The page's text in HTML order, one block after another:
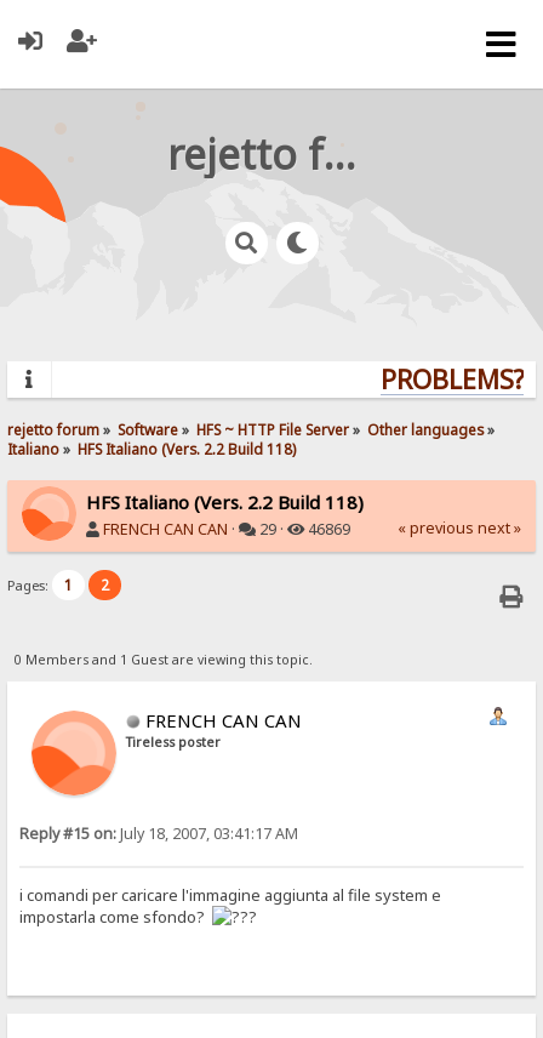
rejetto forum
PROBLEMS?
rejetto forum» Software» HFS ~ HTTP File Server» Other languages»
Italiano» HFS Italiano (Vers. 2.2 Build 118)
HFS Italiano (Vers. 2.2 Build 118)
FRENCH CAN CAN · 29 · 46869 « previous next »
Pages: 1 2
0 Members and 1 Guest are viewing this topic.
FRENCH CAN CAN
Tireless poster
Reply #15 on:July 18, 2007, 03:41:17 AM
i comandi per caricare l'immagine aggiunta al file system e
impostarla come sfondo?